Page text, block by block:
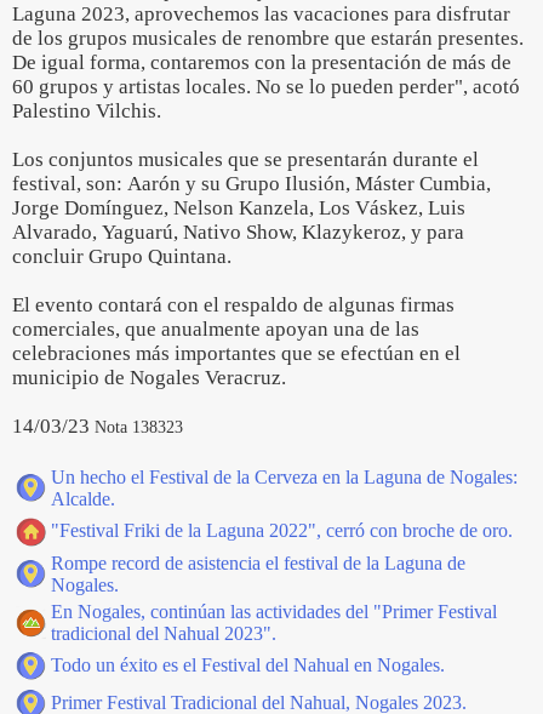
Laguna 2023, aprovechemos las vacaciones para disfrutar
de los grupos musicales de renombre que estarán presentes.
De igual forma, contaremos con la presentación de más de
60 grupos y artistas locales. No se lo pueden perder", acotó
Palestino Vilchis.
Los conjuntos musicales que se presentarán durante el
festival, son: Aarón y su Grupo Ilusión, Máster Cumbia,
Jorge Domínguez, Nelson Kanzela, Los Váskez, Luis
Alvarado, Yaguarú, Nativo Show, Klazykeroz, y para
concluir Grupo Quintana.
El evento contará con el respaldo de algunas firmas
comerciales, que anualmente apoyan una de las
celebraciones más importantes que se efectúan en el
municipio de Nogales Veracruz.
14/03/23 Nota 138323
Un hecho el Festival de la Cerveza en la Laguna de Nogales:
Alcalde.
"Festival Friki de la Laguna 2022", cerró con broche de oro.
Rompe record de asistencia el festival de la Laguna de
Nogales.
En Nogales, continúan las actividades del "Primer Festival
tradicional del Nahual 2023".
Todo un éxito es el Festival del Nahual en Nogales.
Primer Festival Tradicional del Nahual, Nogales 2023.